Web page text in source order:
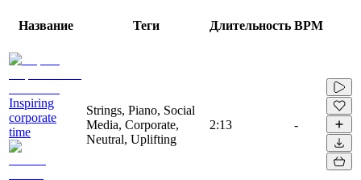
Название Теги Длительность BPM
Inspiring
corporate
time
Strings, Piano, Social
Media, Corporate,
Neutral, Uplifting
2:13 -